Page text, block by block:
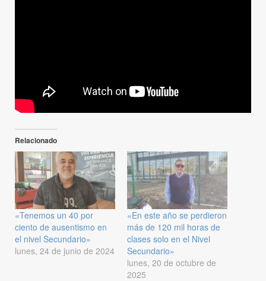
Relacionado
«Tenemos un 40 por
ciento de ausentismo en
el nivel Secundario»
lunes, 24 de junio de 2024
«En este año se perdieron
más de 120 mil horas de
clases solo en el Nivel
Secundario»
lunes, 20 de octubre de
2025